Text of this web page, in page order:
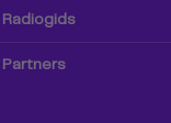
Radiogids
Partners